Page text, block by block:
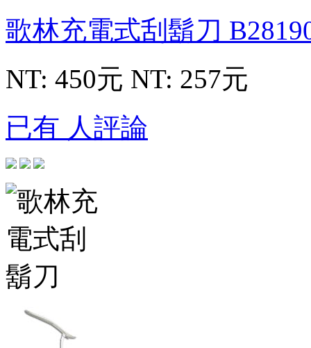
歌林充電式刮鬍刀
NT: 450元 NT: 257元
已有 人評論